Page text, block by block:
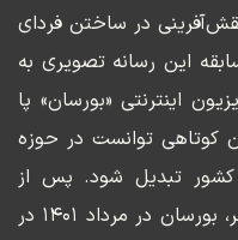
در ساختن فردای
این رسانه تصویری به
اینترنتی «بورسان» پا
کوتاهی توانست در حوزه
کشور تبدیل شود. پس از
حدود دو و نیم سال فعالیت مستمر، بورسان در مرداد ۱۴۰۱ در